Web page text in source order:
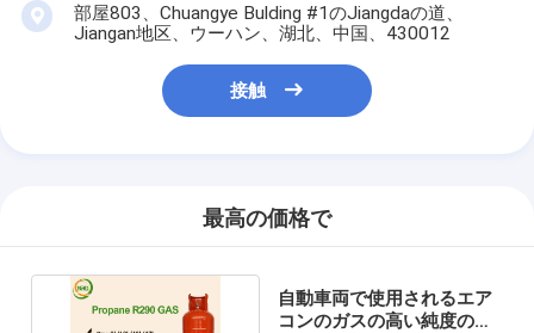
部屋803、Chuangye Bulding #1のJiangdaの道、
Jiangan地区、ウーハン、湖北、中国、430012
接触
最高の価格で
自動車両で使用されるエア
コンのガスの高い純度の冷